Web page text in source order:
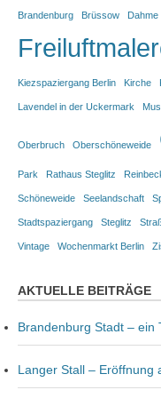
Brandenburg Brüssow Dahme
Kiezspaziergang Berlin Kirche
Lavendel in der Uckermark
Oberbruch Oberschöneweide
Park Rathaus Steglitz
Schöneweide Seelandschaft
Stadtspaziergang Steglitz
Vintage Wochenmarkt Berlin
AKTUELLE BEITRÄGE
Brandenburg Stadt – ein
Langer Stall – Eröffnung